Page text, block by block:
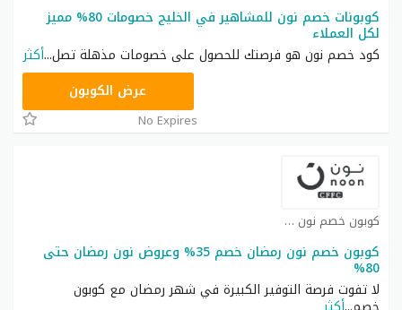
كوبونات خصم نون للمشاهير في الخليج خصومات 80% مميز
لكل العملاء
كود خصم نون هو فرصتك للحصول على خصومات مذهلة تصل...أكثر
RRF24عرض الكوبون
No Expires
كوبون خصم نون كوبون
كوبون خصم نون رمضان خصم 35% وعروض نون رمضان حتى
80%
لا تفوت فرصة التوفير الكبيرة في شهر رمضان مع كوبون